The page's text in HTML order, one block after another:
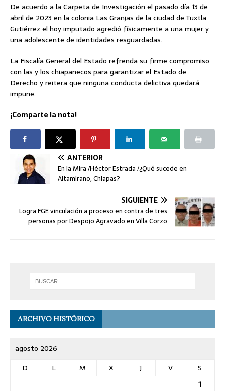
De acuerdo a la Carpeta de Investigación el pasado día 13 de
abril de 2023 en la colonia Las Granjas de la ciudad de Tuxtla
Gutiérrez el hoy imputado agredió físicamente a una mujer y
una adolescente de identidades resguardadas.
La Fiscalía General del Estado refrenda su firme compromiso
con las y los chiapanecos para garantizar el Estado de
Derecho y reitera que ninguna conducta delictiva quedará
impune.
¡Comparte la nota!
ANTERIOR
En la Mira /Héctor Estrada /¿Qué sucede en
Altamirano, Chiapas?
SIGUIENTE
Logra FGE vinculación a proceso en contra de tres
personas por Despojo Agravado en Villa Corzo
ARCHIVO HISTÓRICO
agosto 2026
D
L M X J V
S
1